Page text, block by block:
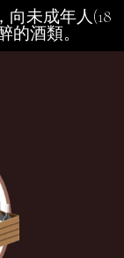
未成年人(18
的酒類。